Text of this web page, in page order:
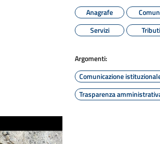
Anagrafe
Servizi
Tributi
Argomenti:
Comunicazione
Trasparenza